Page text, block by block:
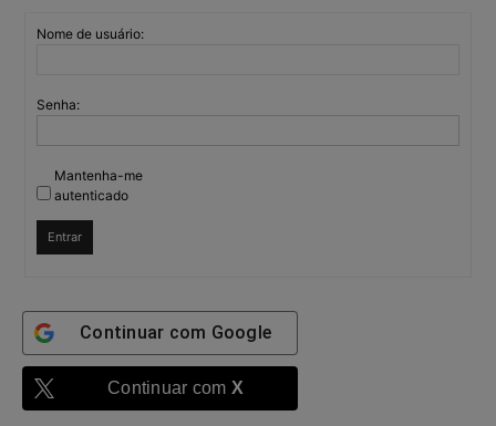
Nome de usuário:
Senha:
Mantenha-me
autenticado
Entrar
Continuar com Google
Continuar com X